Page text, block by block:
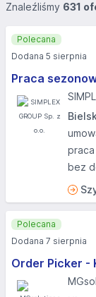
Znaleźliśmy 631
Praca
bez
Polecana
Dodana 5 sierpnia
Order Picker -
Polecana
Dodana 7 sierpnia